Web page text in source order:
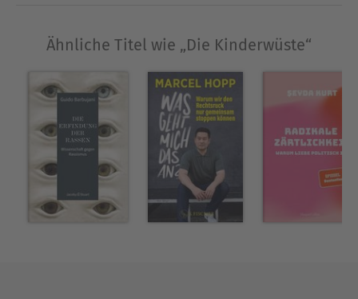
Mit einer beeindruckenden Erfahrungsbilanz seit
2014 hat Stefan Schulz sich und sein
Unternehmen als maßgebliche Autorität im
Bereich der wissenschaftlichen Textkorrektur
etabliert. Seine Leidenschaft für akademisches
Schreiben und sein Engagement für Bildung
treiben ihn an, Studierenden und Akademikern
dabei zu helfen, ihr volles Potenzial zu entfalten.
Ausblenden
Ähnliche Titel wie „Die Kinderwüste“